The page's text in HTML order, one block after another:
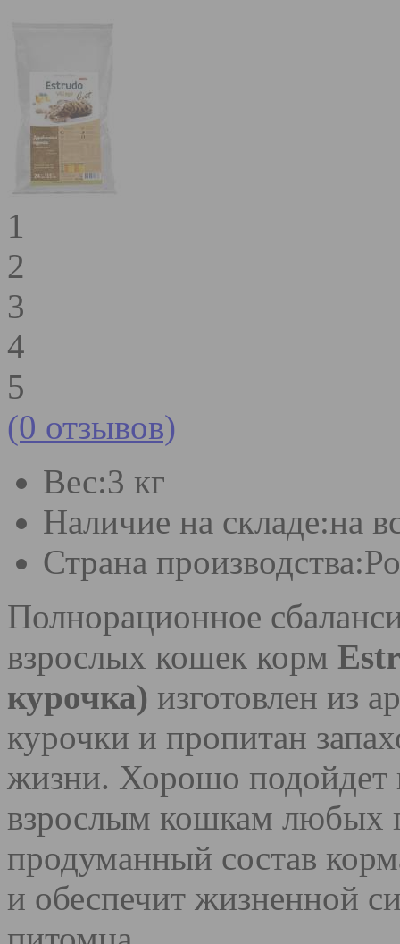
1
2
3
4
5
(0 отзывов)
Вес:3 кг
Наличие на складе:на
Страна производства:
Полнорационное
взрослых кошек корм
курочка) изготовлен из
курочки и пропитан
жизни. Хорошо подойдет
взрослым кошкам любых
продуманный состав
и обеспечит жизненной